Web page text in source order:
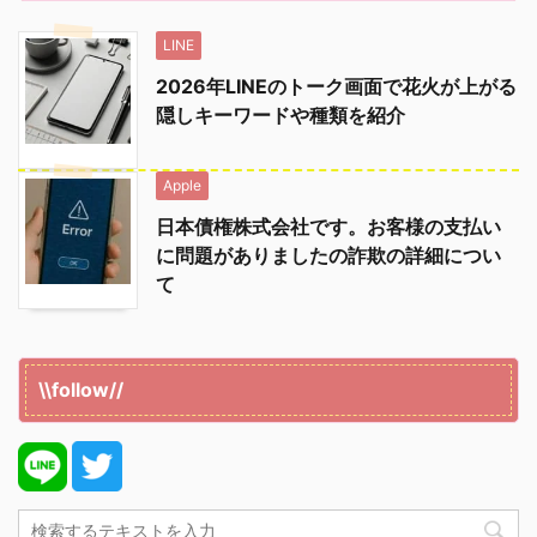
LINE
2026年LINEのトーク画面で花火が上がる
隠しキーワードや種類を紹介
Apple
日本債権株式会社です。お客様の支払い
に問題がありましたの詐欺の詳細につい
て
\\follow//